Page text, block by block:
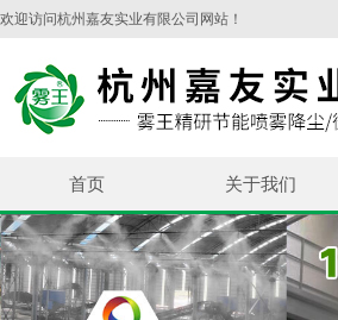
欢迎访问杭州嘉友实业有限公司网站！
首页 关于我们